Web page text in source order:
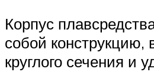
Корпус
собой конструкцию,
круглого сечения и